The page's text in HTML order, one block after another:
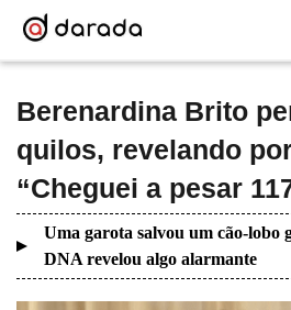
Berenardina Brito
quilos, revelando
“Cheguei a pesar
Uma garota salvou um cão-lobo
DNA revelou algo alarmante